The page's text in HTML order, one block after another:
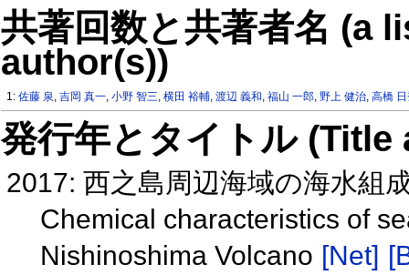
共著回数と共著者名 (a
author(s))
1:佐藤 泉,吉岡 真一,小野 智三,横田 裕輔,渡辺 義和,福山 一郎,野上 健治,高橋
発行年とタイトル
2017: 西之島周辺海域の海水組
Chemical characteristics of
Nishinoshima Volcano [Net]